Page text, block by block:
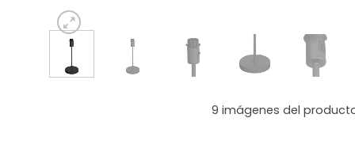
9 imágenes del